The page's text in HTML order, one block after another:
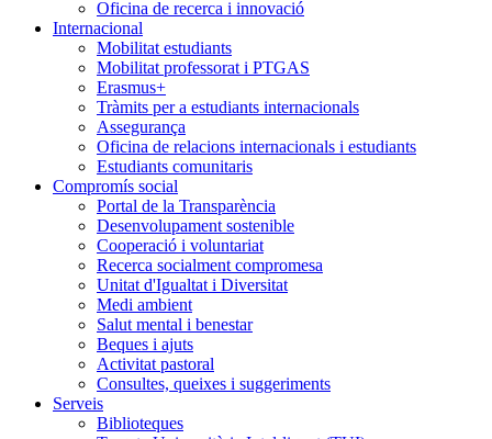
Oficina de recerca i innovació
Internacional
Mobilitat estudiants
Mobilitat professorat i PTGAS
Erasmus+
Tràmits per a estudiants internacionals
Assegurança
Oficina de relacions internacionals i estudiants
Estudiants comunitaris
Compromís social
Portal de la Transparència
Desenvolupament sostenible
Cooperació i voluntariat
Recerca socialment compromesa
Unitat d'Igualtat i Diversitat
Medi ambient
Salut mental i benestar
Beques i ajuts
Activitat pastoral
Consultes, queixes i suggeriments
Serveis
Biblioteques